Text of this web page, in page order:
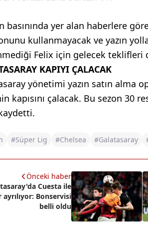
basınında yer alan haberlere
kullanmayacak ve yazın
Felix için gelecek teklifleri
KAPIYI ÇALACAK
yönetimi yazın satın
kapısını çalacak. Bu sezon 30
#Süper Lig #Chelsea #Galatasaray
Önceki haber
Cuesta ile
ayrılıyor: Bonservisi
belli oldu